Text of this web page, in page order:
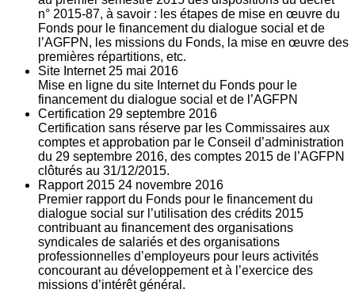
n° 2015-87, à savoir : les étapes de mise en œuvre du
Fonds pour le financement du dialogue social et de
l’AGFPN, les missions du Fonds, la mise en œuvre des
premières répartitions, etc.
Site Internet 25 mai 2016
Mise en ligne du site Internet du Fonds pour le
financement du dialogue social et de l’AGFPN
Certification 29 septembre 2016
Certification sans réserve par les Commissaires aux
comptes et approbation par le Conseil d’administration
du 29 septembre 2016, des comptes 2015 de l’AGFPN
clôturés au 31/12/2015.
Rapport 2015 24 novembre 2016
Premier rapport du Fonds pour le financement du
dialogue social sur l’utilisation des crédits 2015
contribuant au financement des organisations
syndicales de salariés et des organisations
professionnelles d’employeurs pour leurs activités
concourant au développement et à l’exercice des
missions d’intérêt général.